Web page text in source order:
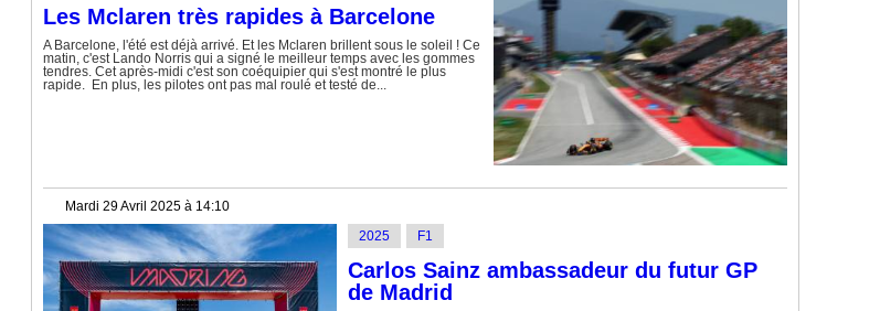
Les Mclaren très rapides à Barcelone
A Barcelone, l'été est déjà arrivé. Et les Mclaren brillent sous le soleil ! Ce
matin, c'est Lando Norris qui a signé le meilleur temps avec les gommes
tendres. Cet après-midi c'est son coéquipier qui s'est montré le plus
rapide. En plus, les pilotes ont pas mal roulé et testé de...
Mardi 29 Avril 2025 à 14:10
2025
F1
Carlos Sainz ambassadeur du futur GP
de Madrid